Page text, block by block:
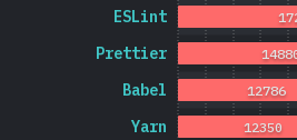
Yarn
Babel
Prettier
ESLint
12350
12786